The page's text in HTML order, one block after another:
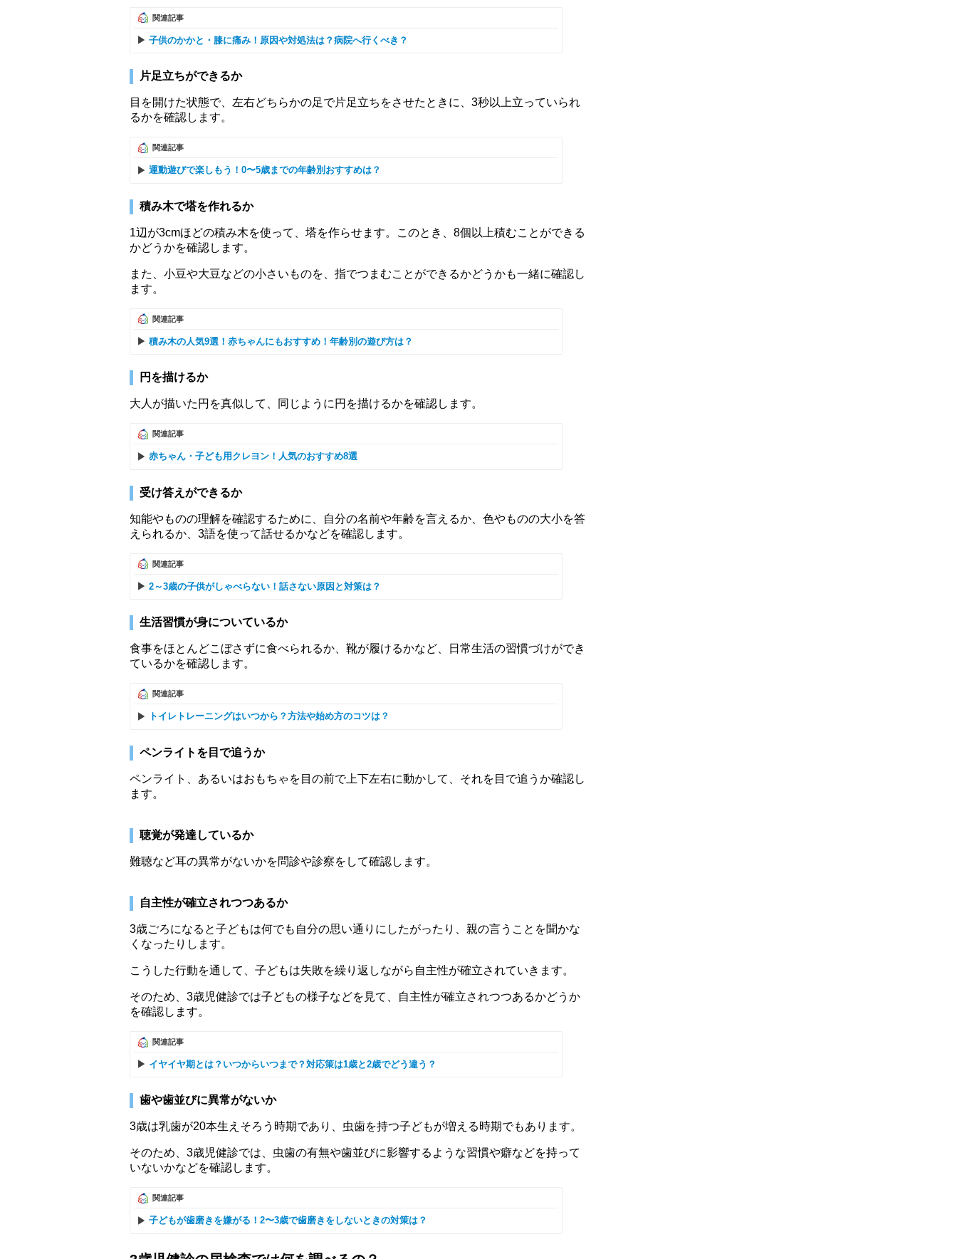
関連記事
子供のかかと・膝に痛み！原因や対処法は？病院へ行くべき？
片足立ちができるか
目を開けた状態で、左右どちらかの足で片足立ちをさせたときに、3秒以上立っていられ
るかを確認します。
関連記事
運動遊びで楽しもう！0〜5歳までの年齢別おすすめは？
積み木で塔を作れるか
1辺が3cmほどの積み木を使って、塔を作らせます。このとき、8個以上積むことができる
かどうかを確認します。
また、小豆や大豆などの小さいものを、指でつまむことができるかどうかも一緒に確認し
ます。
関連記事
積み木の人気9選！赤ちゃんにもおすすめ！年齢別の遊び方は？
円を描けるか
大人が描いた円を真似して、同じように円を描けるかを確認します。
関連記事
赤ちゃん・子ども用クレヨン！人気のおすすめ8選
受け答えができるか
知能やものの理解を確認するために、自分の名前や年齢を言えるか、色やものの大小を答
えられるか、3語を使って話せるかなどを確認します。
関連記事
2～3歳の子供がしゃべらない！話さない原因と対策は？
生活習慣が身についているか
食事をほとんどこぼさずに食べられるか、靴が履けるかなど、日常生活の習慣づけができ
ているかを確認します。
関連記事
トイレトレーニングはいつから？方法や始め方のコツは？
ペンライトを目で追うか
ペンライト、あるいはおもちゃを目の前で上下左右に動かして、それを目で追うか確認し
ます。
聴覚が発達しているか
難聴など耳の異常がないかを問診や診察をして確認します。
自主性が確立されつつあるか
3歳ごろになると子どもは何でも自分の思い通りにしたがったり、親の言うことを聞かな
くなったりします。
こうした行動を通して、子どもは失敗を繰り返しながら自主性が確立されていきます。
そのため、3歳児健診では子どもの様子などを見て、自主性が確立されつつあるかどうか
を確認します。
関連記事
イヤイヤ期とは？いつからいつまで？対応策は1歳と2歳でどう違う？
歯や歯並びに異常がないか
3歳は乳歯が20本生えそろう時期であり、虫歯を持つ子どもが増える時期でもあります。
そのため、3歳児健診では、虫歯の有無や歯並びに影響するような習慣や癖などを持って
いないかなどを確認します。
関連記事
子どもが歯磨きを嫌がる！2〜3歳で歯磨きをしないときの対策は？